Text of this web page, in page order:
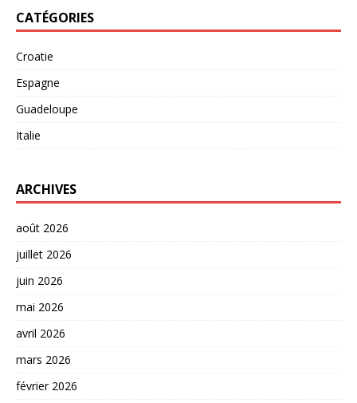
CATÉGORIES
Croatie
Espagne
Guadeloupe
Italie
ARCHIVES
août 2026
juillet 2026
juin 2026
mai 2026
avril 2026
mars 2026
février 2026